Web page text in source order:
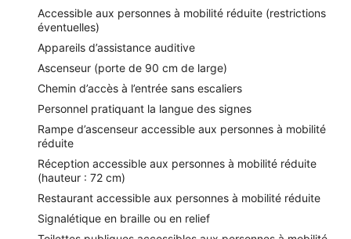
Accessible aux personnes à mobilité réduite (restrictions
éventuelles)
Appareils d’assistance auditive
Ascenseur (porte de 90 cm de large)
Chemin d’accès à l’entrée sans escaliers
Personnel pratiquant la langue des signes
Rampe d’ascenseur accessible aux personnes à mobilité
réduite
Réception accessible aux personnes à mobilité réduite
(hauteur : 72 cm)
Restaurant accessible aux personnes à mobilité réduite
Signalétique en braille ou en relief